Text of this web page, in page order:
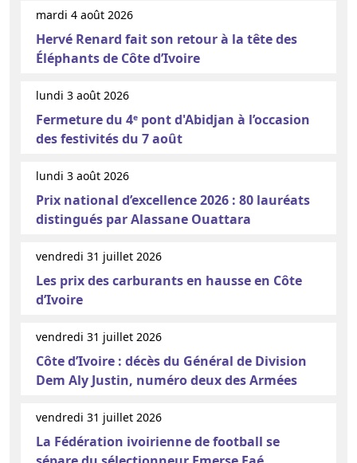
mardi 4 août 2026
Hervé Renard fait son retour à la tête des
Éléphants de Côte d’Ivoire
lundi 3 août 2026
Fermeture du 4ᵉ pont d'Abidjan à l’occasion
des festivités du 7 août
lundi 3 août 2026
Prix national d’excellence 2026 : 80 lauréats
distingués par Alassane Ouattara
vendredi 31 juillet 2026
Les prix des carburants en hausse en Côte
d’Ivoire
vendredi 31 juillet 2026
Côte d’Ivoire : décès du Général de Division
Dem Aly Justin, numéro deux des Armées
vendredi 31 juillet 2026
La Fédération ivoirienne de football se